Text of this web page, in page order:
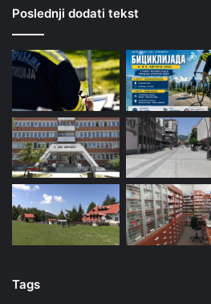
Poslednji dodati tekst
Tags